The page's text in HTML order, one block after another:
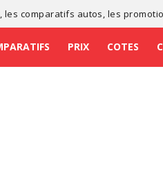
, les comparatifs autos , les
PRIX COTES